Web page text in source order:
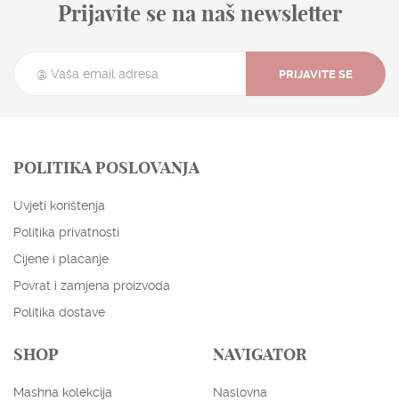
EUR
Prijavite se na naš newsletter
PRIJAVITE SE
POLITIKA POSLOVANJA
Uvjeti korištenja
Politika privatnosti
Cijene i plaćanje
Povrat i zamjena proizvoda
Politika dostave
SHOP
Mashna kolekcija
NAVIGATOR
Naslovna